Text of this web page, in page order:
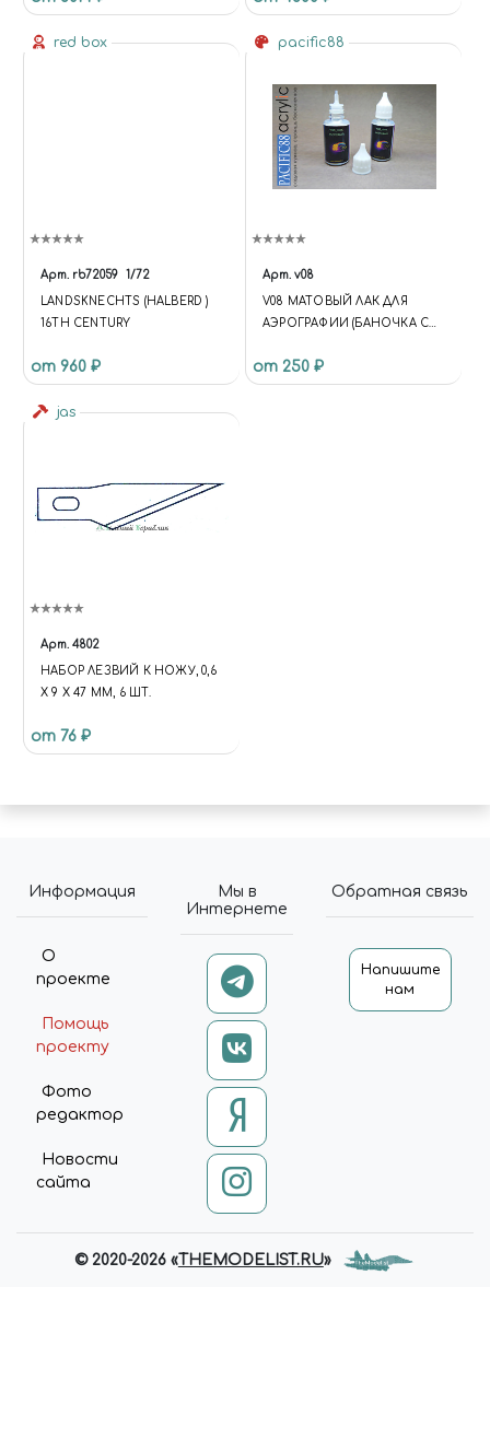
red box
Арт. rb72059 1/72
LANDSKNECHTS (HALBERD )
16TH CENTURY
от 960 ₽
pacific88
Арт. v08
V08 МАТОВЫЙ ЛАК ДЛЯ
АЭРОГРАФИИ (БАНОЧКА С
от 250 ₽
jas
Арт. 4802
НАБОР ЛЕЗВИЙ К НОЖУ, 0,6
Х 9 Х 47 ММ, 6 ШТ.
от 76 ₽
Информация
О
проекте
Помощь
проекту
Фото
редактор
Новости
сайта
Мы в
Интернете
Обратная связь
Напишите
нам
© 2020-2026 «THEMODELIST.RU»